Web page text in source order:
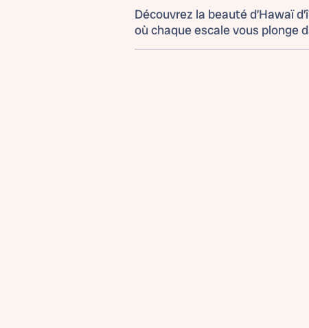
Découvrez la beauté d’Hawaï
où chaque escale vous plonge